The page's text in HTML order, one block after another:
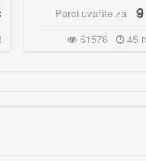
Porci uvaříte za 9 Kč
45 minut